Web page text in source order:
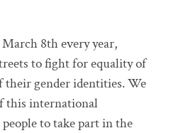
8th every year,
to fight for equality of
their gender identities. We
this international
to take part in the